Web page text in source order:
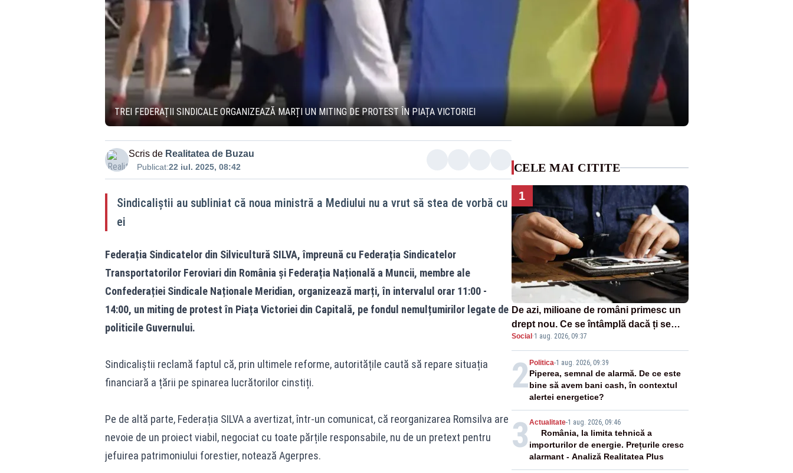
TREI FEDERAȚII SINDICALE ORGANIZEAZĂ MARȚI UN MITING DE PROTEST ÎN PIAȚA VICTORIEI
Scris de Realitatea de Buzau
Publicat:22 iul. 2025, 08:42
Sindicaliștii au subliniat că noua ministră a Mediului nu a vrut să stea de vorbă cu
ei
Federația Sindicatelor din Silvicultură SILVA, împreună cu Federația Sindicatelor
Transportatorilor Feroviari din România și Federația Națională a Muncii, membre ale
Confederației Sindicale Naționale Meridian, organizează marți, în intervalul orar 11:00 -
14:00, un miting de protest în Piața Victoriei din Capitală, pe fondul nemulțumirilor legate de
politicile Guvernului.
Sindicaliștii reclamă faptul că, prin ultimele reforme, autoritățile caută să repare situația
financiară a țării pe spinarea lucrătorilor cinstiți.
Pe de altă parte, Federația SILVA a avertizat, într-un comunicat, că reorganizarea Romsilva are
nevoie de un proiect viabil, negociat cu toate părțile responsabile, nu de un pretext pentru
jefuirea patrimoniului forestier, notează Agerpres.
CELE MAI CITITE
1
De azi, milioane de români primesc un
drept nou. Ce se întâmplă dacă ți se
strică un produs
Social ·1 aug. 2026, 09:37
2 Politica-1 aug. 2026, 09:39
Piperea, semnal de alarmă. De ce este
bine să avem bani cash, în contextul
alertei energetice?
3 Actualitate-1 aug. 2026, 09:46
România, la limita tehnică a
importurilor de energie. Prețurile cresc
alarmant - Analiză Realitatea Plus